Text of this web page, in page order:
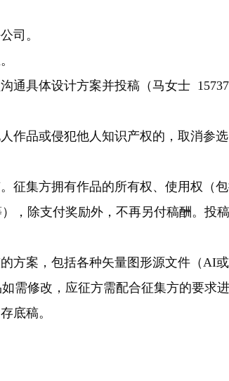
司。
具体设计方案并投稿（马女士
品或侵犯他人知识产权的，取消参
集方拥有作品的所有权、使用权（
，除支付奖励外，不再另付稿酬。投
案，包括各种矢量图形源文件（AI或
需修改，应征方需配合征集方的要求进
底稿。